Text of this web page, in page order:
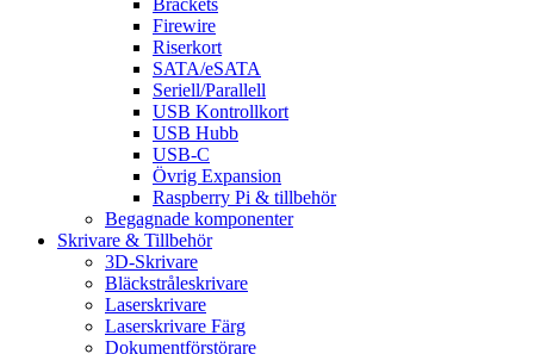
Brackets
Firewire
Riserkort
SATA/eSATA
Seriell/Parallell
USB Kontrollkort
USB Hubb
USB-C
Övrig Expansion
Raspberry Pi & tillbehör
Begagnade komponenter
Skrivare & Tillbehör
3D-Skrivare
Bläckstråleskrivare
Laserskrivare
Laserskrivare Färg
Dokumentförstörare